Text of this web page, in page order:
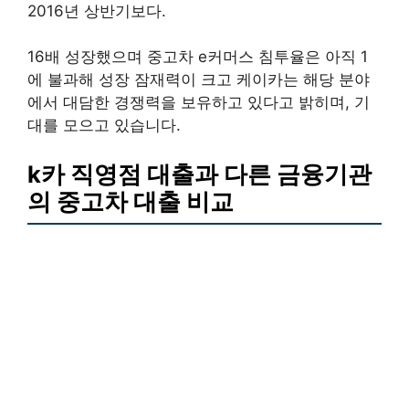
2016년 상반기보다.
16배 성장했으며 중고차 e커머스 침투율은 아직 1
에 불과해 성장 잠재력이 크고 케이카는 해당 분야
에서 대담한 경쟁력을 보유하고 있다고 밝히며, 기
대를 모으고 있습니다.
k카 직영점 대출과 다른 금융기관
의 중고차 대출 비교